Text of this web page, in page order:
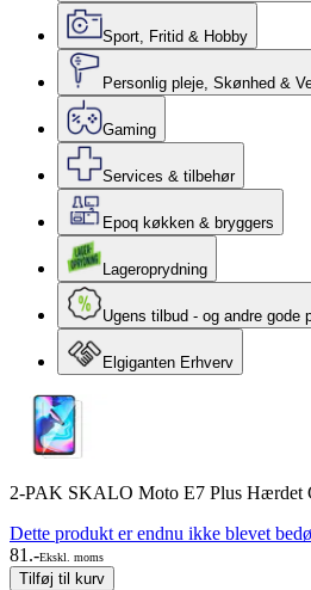
Sport, Fritid & Hobby
Personlig pleje, Skønhed &
Gaming
Services & tilbehør
Epoq køkken & bryggers
Lageroprydning
Ugens tilbud - og andre gode
Elgiganten Erhverv
2-PAK SKALO Moto E7 Plus Hærdet
Dette produkt er endnu ikke blevet
81.-Ekskl. moms
Tilføj til kurv